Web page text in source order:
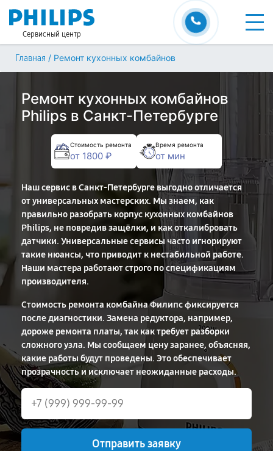
Сервисный центр
Главная / Ремонт кухонных комбайнов
Ремонт кухонных комбайнов
Philips в Санкт-Петербурге
Стоимость ремонта
от 1800 ₽
Время ремонта
от мин
Наш сервис в Санкт-Петербурге выгодно отличается
от универсальных мастерских. Мы знаем, как
правильно разобрать корпус кухонных комбайнов
Philips, не повредив защёлки, и как откалибровать
датчики. Универсальные сервисы часто игнорируют
такие нюансы, что приводит к нестабильной работе.
Наши мастера работают строго по спецификациям
производителя.
Стоимость ремонта комбайна Филипс фиксируется
после диагностики. Замена редуктора, например,
дороже ремонта платы, так как требует разборки
сложного узла. Мы сообщаем цену заранее, объясняя,
какие работы будут проведены. Это обеспечивает
прозрачность и исключает неожиданные расходы.
Отправить заявку